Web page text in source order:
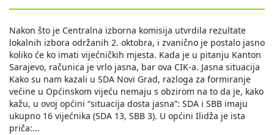
Nakon što je Centralna izborna komisija utvrdila rezultate
lokalnih izbora održanih 2. oktobra, i zvanično je postalo jasno
koliko će ko imati vijećničkih mjesta. Kada je u pitanju Kanton
Sarajevo, računica je vrlo jasna, bar ova CIK-a. Jasna situacija
Kako su nam kazali u SDA Novi Grad, razloga za formiranje
većine u Općinskom vijeću nemaju s obzirom na to da je, kako
kažu, u ovoj općini “situacija dosta jasna”: SDA i SBB imaju
ukupno 16 vijećnika (SDA 13, SBB 3). U općini Ilidža je ista
priča:...